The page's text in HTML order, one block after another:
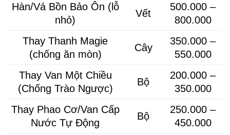
Hàn/Vá Bồn Bảo Ôn (lỗ
nhỏ)
Vết
500.000 –
800.000
Thay Thanh Magie
(chống ăn mòn)
Cây
350.000 –
550.000
Thay Van Một Chiều
(Chống Trào Ngược)
Bộ
200.000 –
350.000
Thay Phao Cơ/Van Cấp
Nước Tự Động
Bộ
250.000 –
450.000